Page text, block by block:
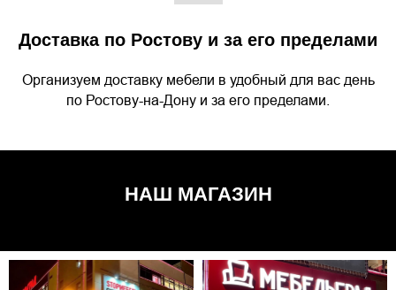
Доставка по Ростову и за его пределами
Организуем доставку мебели в удобный для вас день
по Ростову-на-Дону и за его пределами.
НАШ МАГАЗИН